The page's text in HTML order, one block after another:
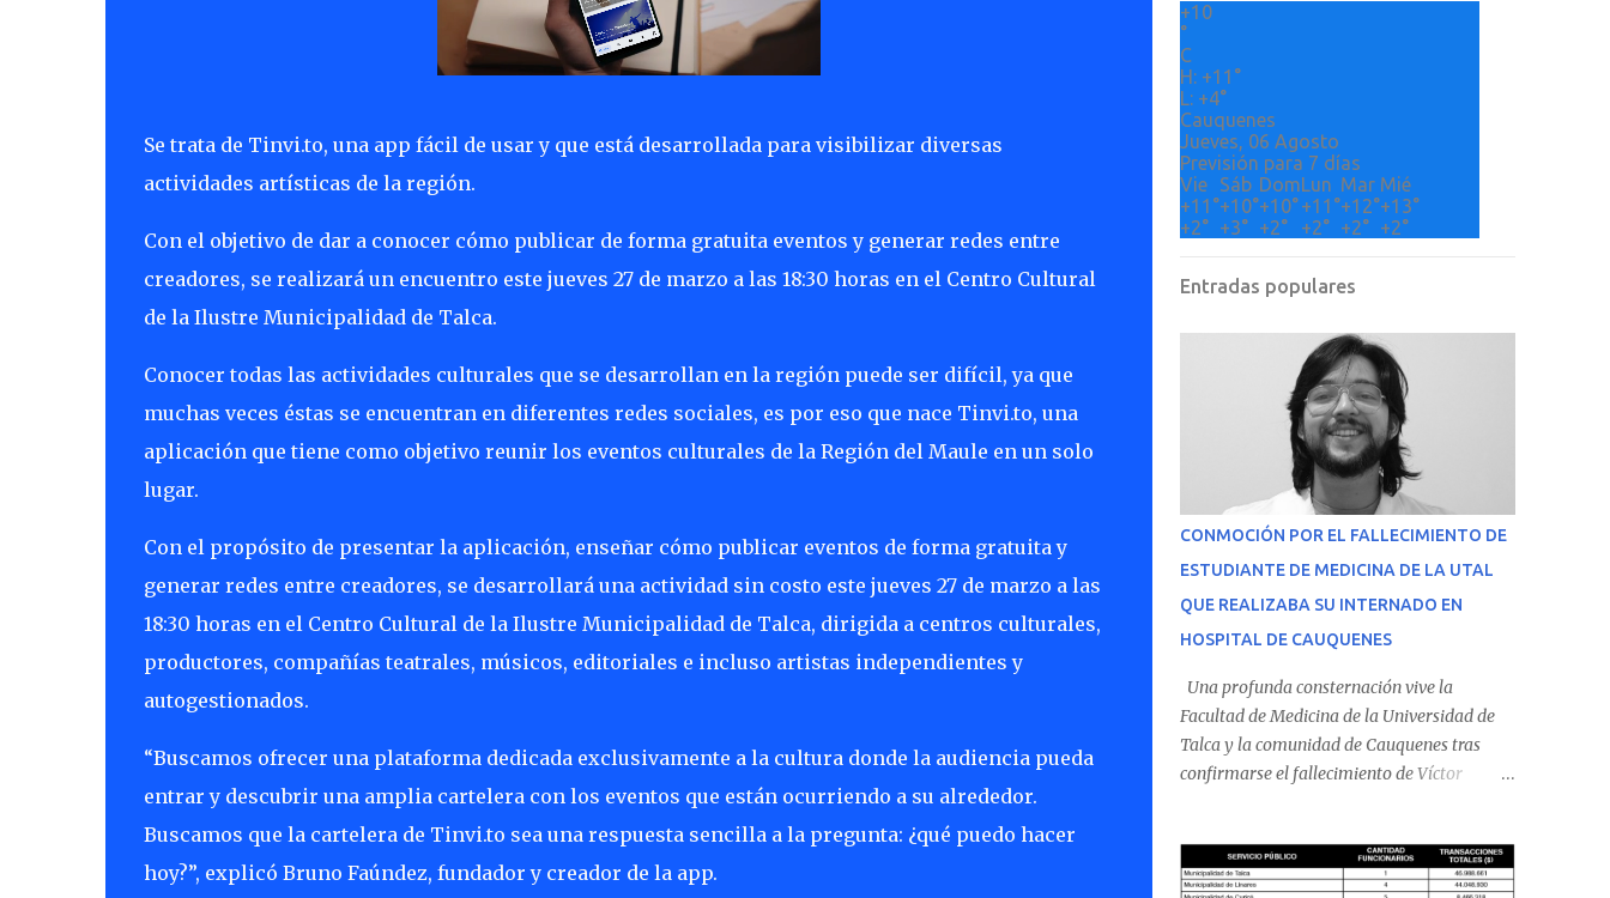
Se trata de Tinvi.to, una app fácil de usar y que está desarrollada para visibilizar diversas
actividades artísticas de la región.
Con el objetivo de dar a conocer cómo publicar de forma gratuita eventos y generar redes entre
creadores, se realizará un encuentro este jueves 27 de marzo a las 18:30 horas en el Centro Cultural
de la Ilustre Municipalidad de Talca.
Conocer todas las actividades culturales que se desarrollan en la región puede ser difícil, ya que
muchas veces éstas se encuentran en diferentes redes sociales, es por eso que nace Tinvi.to, una
aplicación que tiene como objetivo reunir los eventos culturales de la Región del Maule en un solo
lugar.
Con el propósito de presentar la aplicación, enseñar cómo publicar eventos de forma gratuita y
generar redes entre creadores, se desarrollará una actividad sin costo este jueves 27 de marzo a las
18:30 horas en el Centro Cultural de la Ilustre Municipalidad de Talca, dirigida a centros culturales,
productores, compañías teatrales, músicos, editoriales e incluso artistas independientes y
autogestionados.
“Buscamos ofrecer una plataforma dedicada exclusivamente a la cultura donde la audiencia pueda
entrar y descubrir una amplia cartelera con los eventos que están ocurriendo a su alrededor.
Buscamos que la cartelera de Tinvi.to sea una respuesta sencilla a la pregunta: ¿qué puedo hacer
hoy?”, explicó Bruno Faúndez, fundador y creador de la app.
+10
°
C
H: +11°
L: +4°
Cauquenes
Jueves, 06 Agosto
Previsión para 7 días
Vie
Sáb DomLun Mar Mié
+11°+10°+10°+11°+12°+13°
+2° +3° +2° +2° +2° +2°
Entradas populares
CONMOCIÓN POR EL FALLECIMIENTO DE
ESTUDIANTE DE MEDICINA DE LA UTAL
QUE REALIZABA SU INTERNADO EN
HOSPITAL DE CAUQUENES
Una profunda consternación vive la
Facultad de Medicina de la Universidad de
Talca y la comunidad de Cauquenes tras
confirmarse el fallecimiento de Víctor
Cauquenes. De acuerdo con los antecedentes
conocidos, el joven se presentó a cumplir su